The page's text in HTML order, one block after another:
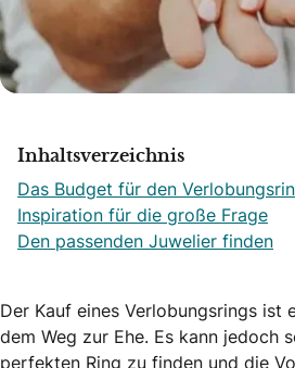
Inhaltsverzeichnis
Das Budget für den
Inspiration für die große Frage
Den passenden Juwelier finden
Der Kauf eines Verlobungsrings
dem Weg zur Ehe. Es kann jedoch
perfekten Ring zu finden und die